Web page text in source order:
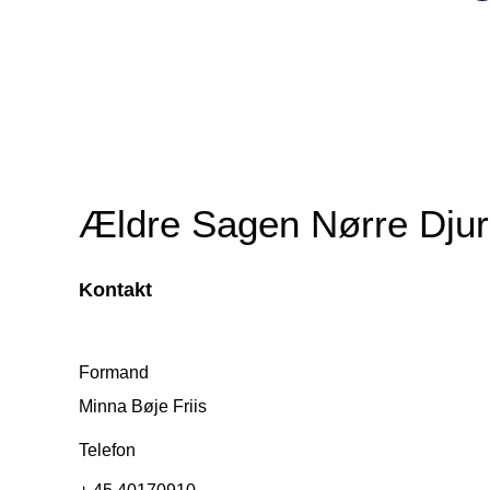
Ældre Sagen Nørre
Kontakt
Formand
Minna Bøje Friis
Telefon